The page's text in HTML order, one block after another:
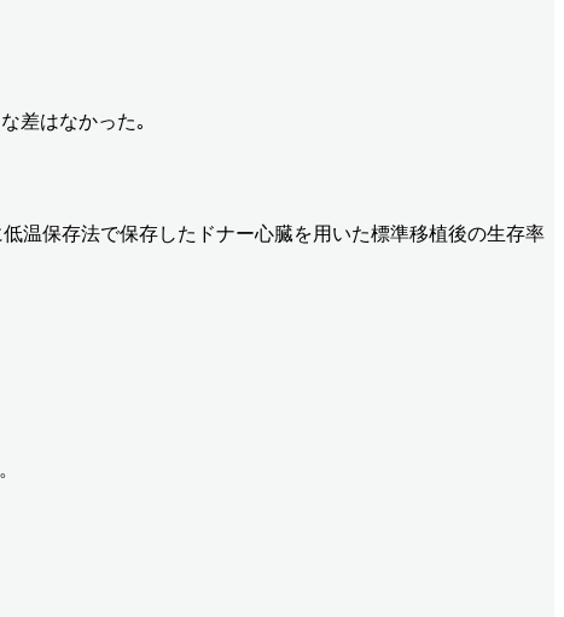
差はなかった｡
温保存法で保存したドナー心臓を用いた標準移植後の生存率